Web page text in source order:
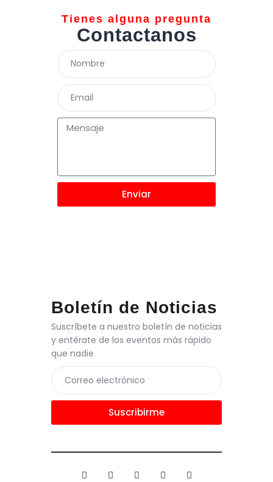
Tienes alguna pregunta
Contactanos
Enviar
Boletín de Noticias
Suscríbete a nuestro boletín de noticias
y entérate de los eventos más rápido
que nadie
Suscribirme